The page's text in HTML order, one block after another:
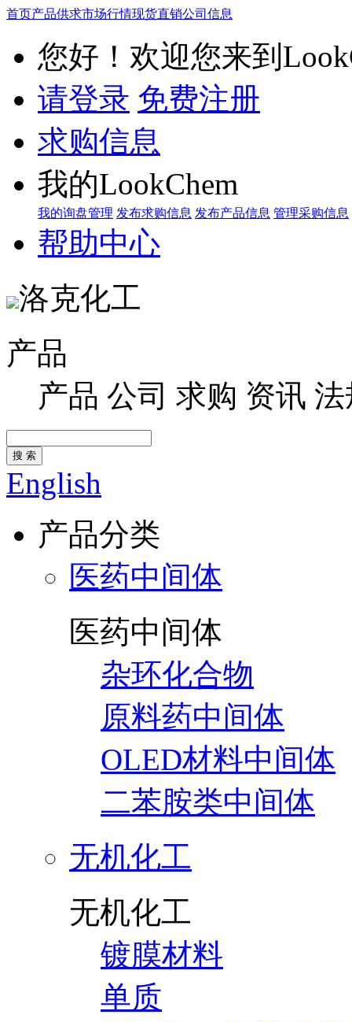
首页产品供求市场行情现货直销公司信息
您好！欢迎您来到
请登录 免费注册
求购信息
我的LookChem
我的询盘管理 发布求购信息 发布产品信息 管理采购信息
帮助中心
洛克化工
产品
产品 公司 求购 资讯 法
搜 索
English
产品分类
医药中间体
医药中间体
杂环化合物
原料药中间体
OLED材料中间体
二苯胺类中间体
无机化工
无机化工
镀膜材料
单质